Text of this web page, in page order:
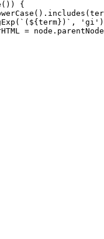
()) {
(). includes
( `(${ term})` , 'gi'
=